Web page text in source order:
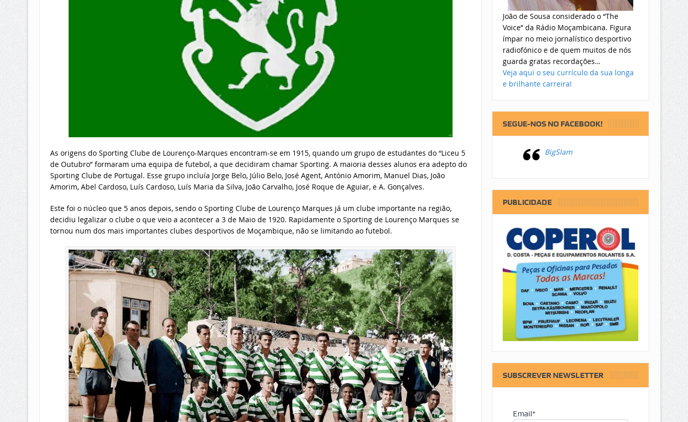
As origens do Sporting Clube de Lourenço-Marques encontram-se em 1915, quando um grupo de estudantes do “Liceu 5
de Outubro” formaram uma equipa de futebol, a que decidiram chamar Sporting. A maioria desses alunos era adepto do
Sporting Clube de Portugal. Esse grupo incluía Jorge Belo, Júlio Belo, José Agent, António Amorim, Manuel Dias, João
Amorim, Abel Cardoso, Luís Cardoso, Luís Maria da Silva, João Carvalho, José Roque de Aguiar, e A. Gonçalves.
Este foi o núcleo que 5 anos depois, sendo o Sporting Clube de Lourenço Marques já um clube importante na região,
decidiu legalizar o clube o que veio a acontecer a 3 de Maio de 1920. Rapidamente o Sporting de Lourenço Marques se
tornou num dos mais importantes clubes desportivos de Moçambique, não se limitando ao futebol.
João de Sousa considerado o “The
Voice” da Rádio Moçambicana. Figura
ímpar no meio jornalístico desportivo
radiofónico e de quem muitos de nós
guarda gratas recordações…
Veja aqui o seu currículo da sua longa
e brilhante carreira!
SEGUE-NOS NO FACEBOOK!
BigSlam
PUBLICIDADE
SUBSCREVER NEWSLETTER
Email*